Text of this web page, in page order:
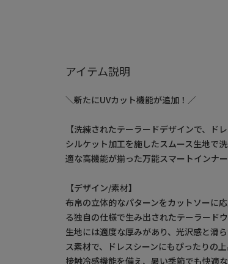
アイテム説明
＼新たにUVカット機能が追加！／
【洗練されたテーラードデザインで、ド
シルケット加工を施したスムース生地で
適な高機能が揃った万能スマートインナー
【デザイン/素材】
布帛の立体的なパターンをカットソーに
る独自の仕様で生み出されたテーラードウ
生地には適度な厚みがあり、光沢感と滑
ス素材で、ドレスシーンにもぴったりの上
接触冷感機能を備え、暑い季節でも快適